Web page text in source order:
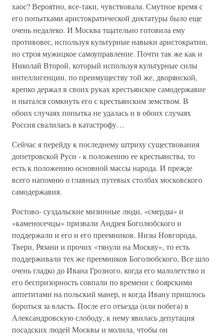
хаос? Вероятно, все-таки, чувствовала. Смутное время с
его попытками аристократической диктатуры было еще
очень недалеко. И Москва тщательно готовила ему
противовес, используя культурные навыки аристократии,
но строя мужицкое самоуправление. Почти так же как и
Николай Второй, который используя культурные силы
интеллигенции, по преимуществу той же, дворянской,
крепко держал в своих руках крестьянское самодержавие
и пытался сомкнуть его с крестьянским земством. В
обоих случаях попытка не удалась и в обоих случаях
Россия свалилась в катастрофу…
Сейчас я перейду к последнему штриху существования
допетровской Руси - к положению ее крестьянства, то
есть к положению основной массы народа. И прежде
всего напомню о главных путевых столбах московского
самодержавия.
Ростово- суздальские мизинные люди, «смерды» и
«каменосечцы» призвали Андрея Боголюбского и
поддержали и его и его преемников. Низы Новгорода,
Твери, Рязани и прочих «тянули на Москву», то есть
поддерживали тех же преемников Боголюбского, Все шло
очень гладко до Ивана Грозного, когда его малолетство и
его беспризорность совпали по времени с боярскими
аппетитами на польский манер, и когда Ивану пришлось
бороться за власть. После его отъезда (или побега) в
Александровскую слободу, к нему явилась депутация
посадских людей Москвы и молила, чтобы он